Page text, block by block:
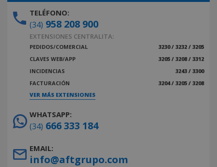
TELÉFONO:
(34) 958 208 900
EXTENSIONES CENTRALITA:
PEDIDOS/COMERCIAL
3230 / 3232 / 3205
CLAVES WEB/APP
3205 / 3208 / 3312
INCIDENCIAS
3243 / 3300
FACTURACIÓN
3204 / 3205 / 3208
VER MÁS EXTENSIONES
WHATSAPP:
(34) 666 333 184
EMAIL:
info@aftgrupo.com